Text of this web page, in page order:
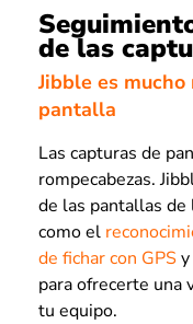
de las
Jibble es
pantalla
Las capturas de
rompecabezas.
de las pantallas de
como el
de fichar con GPS
para ofrecerte una
tu equipo.